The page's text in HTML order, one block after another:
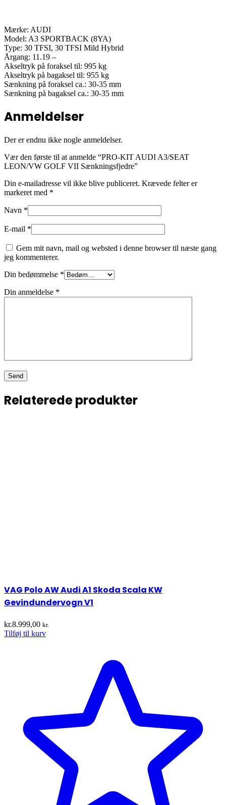
Mærke: AUDI
Model: A3 SPORTBACK (8YA)
Type: 30 TFSI, 30 TFSI Mild Hybrid
Årgang: 11.19 –
Akseltryk på foraksel til: 995 kg
Akseltryk på bagaksel til: 955 kg
Sænkning på foraksel ca.: 30-35 mm
Sænkning på bagaksel ca.: 30-35 mm
Anmeldelser
Der er endnu ikke nogle anmeldelser.
Vær den første til at anmelde “PRO-KIT AUDI A3/SEAT
LEON/VW GOLF VII Sænkningsfjedre”
Din e-mailadresse vil ikke blive publiceret. Krævede felter er
markeret med *
Navn *
E-mail *
Gem mit navn, mail og websted i denne browser til næste gang
jeg kommenterer.
Din bedømmelse *
Din anmeldelse *
Relaterede produkter
VAG Polo AW Audi A1 Skoda Scala KW
Gevindundervogn V1
kr.8.999,00 kr.
Tilføj til kurv